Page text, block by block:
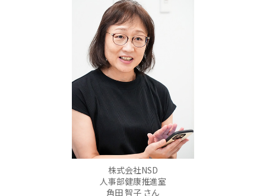
株式会社NSD
人事部健康推進室
角田 智子 さん